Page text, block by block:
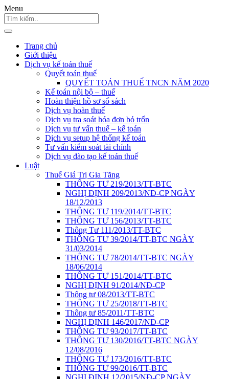
Menu
Trang chủ
Giới thiệu
Dịch vụ kế toán thuế
Quyết toán thuế
QUYẾT TOÁN THUẾ TNCN NĂM 2020
Kế toán nội bộ – thuế
Hoàn thiện hồ sơ sổ sách
Dịch vụ hoàn thuế
Dịch vụ tra soát hóa đơn bỏ trốn
Dịch vụ tư vấn thuế – kế toán
Dịch vụ setup hệ thống kế toán
Tư vấn kiểm soát tài chính
Dịch vụ đào tạo kế toán thuế
Luật
Thuế Giá Trị Gia Tăng
THÔNG TƯ 219/2013/TT-BTC
NGHỊ ĐỊNH 209/2013/NĐ-CP NGÀY
18/12/2013
THÔNG TƯ 119/2014/TT-BTC
THÔNG TƯ 156/2013/TT-BTC
Thông Tư 111/2013/TT-BTC
THÔNG TƯ 39/2014/TT-BTC NGÀY
31/03/2014
THÔNG TƯ 78/2014/TT-BTC NGÀY
18/06/2014
THÔNG TƯ 151/2014/TT-BTC
NGHỊ ĐỊNH 91/2014/NĐ-CP
Thông tư 08/2013/TT-BTC
THÔNG TƯ 25/2018/TT-BTC
Thông tư 85/2011/TT-BTC
NGHỊ ĐỊNH 146/2017/NĐ-CP
THÔNG TƯ 93/2017/TT-BTC
THÔNG TƯ 130/2016/TT-BTC NGÀY
12/08/2016
THÔNG TƯ 173/2016/TT-BTC
THÔNG TƯ 99/2016/TT-BTC
NGHỊ ĐỊNH 12/2015/NĐ-CP NGÀY